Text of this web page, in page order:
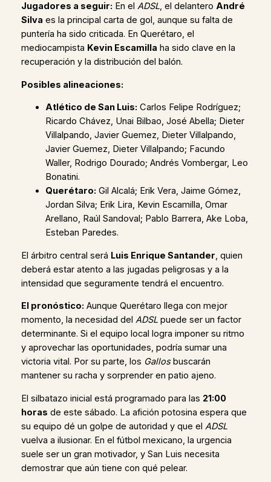
Jugadores a seguir: En el ADSL, el delantero André
Silva es la principal carta de gol, aunque su falta de
puntería ha sido criticada. En Querétaro, el
mediocampista Kevin Escamilla ha sido clave en la
recuperación y la distribución del balón.
Posibles alineaciones:
Atlético de San Luis: Carlos Felipe Rodríguez;
Ricardo Chávez, Unai Bilbao, José Abella; Dieter
Villalpando, Javier Guemez, Dieter Villalpando,
Javier Guemez, Dieter Villalpando; Facundo
Waller, Rodrigo Dourado; Andrés Vombergar, Leo
Bonatini.
Querétaro: Gil Alcalá; Erik Vera, Jaime Gómez,
Jordan Silva; Erik Lira, Kevin Escamilla, Omar
Arellano, Raúl Sandoval; Pablo Barrera, Ake Loba,
Esteban Paredes.
El árbitro central será Luis Enrique Santander, quien
deberá estar atento a las jugadas peligrosas y a la
intensidad que seguramente tendrá el encuentro.
El pronóstico: Aunque Querétaro llega con mejor
momento, la necesidad del ADSLpuede ser un factor
determinante. Si el equipo local logra imponer su ritmo
y aprovechar las oportunidades, podría sumar una
victoria vital. Por su parte, los Gallosbuscarán
mantener su racha y sorprender en patio ajeno.
El silbatazo inicial está programado para las 21:00
horas de este sábado. La afición potosina espera que
su equipo dé un golpe de autoridad y que el ADSL
vuelva a ilusionar. En el fútbol mexicano, la urgencia
suele ser un gran motivador, y San Luis necesita
demostrar que aún tiene con qué pelear.